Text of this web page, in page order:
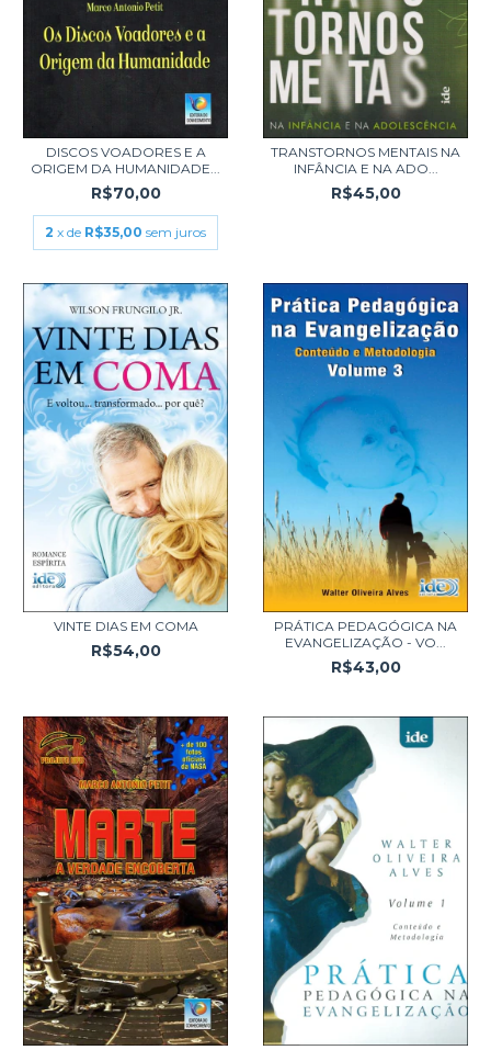
DISCOS VOADORES E A
ORIGEM DA HUMANIDADE...
R$70,00
2 x de R$35,00 sem juros
TRANSTORNOS MENTAIS NA
INFÂNCIA E NA ADO...
R$45,00
VINTE DIAS EM COMA
R$54,00
PRÁTICA PEDAGÓGICA NA
EVANGELIZAÇÃO - VO...
R$43,00